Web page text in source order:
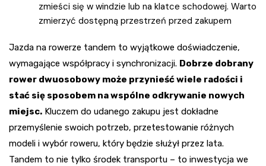
zmieści się w windzie lub na klatce schodowej. Warto
zmierzyć dostępną przestrzeń przed zakupem
Jazda na rowerze tandem to wyjątkowe doświadczenie,
wymagające współpracy i synchronizacji. Dobrze dobrany
rower dwuosobowy może przynieść wiele radości i
stać się sposobem na wspólne odkrywanie nowych
miejsc. Kluczem do udanego zakupu jest dokładne
przemyślenie swoich potrzeb, przetestowanie różnych
modeli i wybór roweru, który będzie służył przez lata.
Tandem to nie tylko środek transportu – to inwestycja we